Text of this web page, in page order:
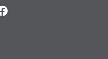
Facebook